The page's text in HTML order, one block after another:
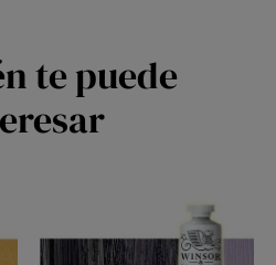
te puede